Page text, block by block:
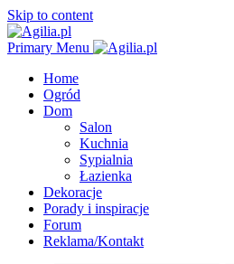
Skip to content
Primary Menu
Home
Ogród
Dom
Salon
Kuchnia
Sypialnia
Łazienka
Dekoracje
Porady i inspiracje
Forum
Reklama/Kontakt